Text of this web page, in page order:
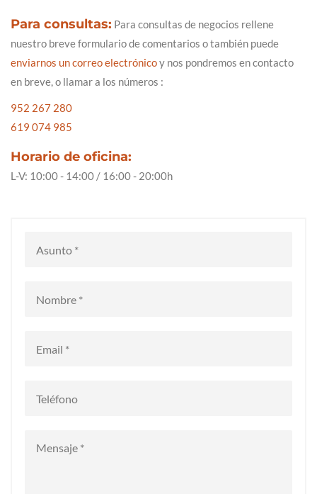
Para consultas: Para consultas de negocios rellene
nuestro breve formulario de comentarios o también puede
enviarnos un correo electrónicoy nos pondremos en contacto
en breve, o llamar a los números :
952 267 280
619 074 985
Horario de oficina:
L-V: 10:00 - 14:00 / 16:00 - 20:00h